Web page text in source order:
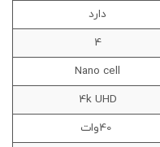
دارد
4
Nano cell
4k UHD